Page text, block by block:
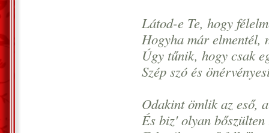
Látod-e Te, hogy
Hogyha már elmentél,
Úgy tűnik, hogy csak
Szép szó és
Odakint ömlik az eső,
És biz' olyan